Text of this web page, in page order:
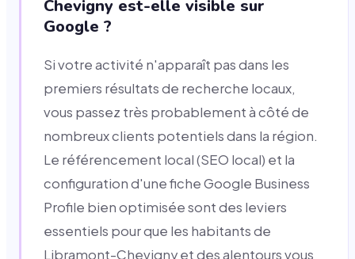
Chevigny est-elle visible sur
Google ?
Si votre activité n'apparaît pas dans les
premiers résultats de recherche locaux,
vous passez très probablement à côté de
nombreux clients potentiels dans la région.
Le référencement local (SEO local) et la
configuration d'une fiche Google Business
Profile bien optimisée sont des leviers
essentiels pour que les habitants de
Libramont-Chevigny et des alentours vous